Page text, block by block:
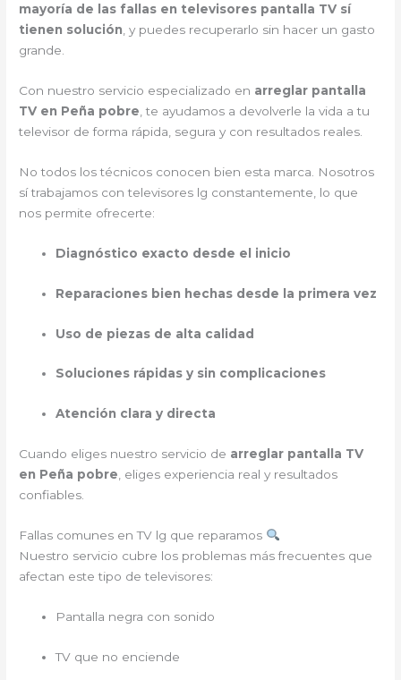
mayoría de las fallas en televisores pantalla TV sí
tienen solución , y puedes recuperarlo sin hacer un gasto
grande.
Con nuestro servicio especializado en arreglar pantalla
TV en Peña pobre , te ayudamos a devolverle la vida a tu
televisor de forma rápida, segura y con resultados reales.
No todos los técnicos conocen bien esta marca. Nosotros
sí trabajamos con televisores lg constantemente, lo que
nos permite ofrecerte:
Diagnóstico exacto desde el inicio
Reparaciones bien hechas desde la primera vez
Uso de piezas de alta calidad
Soluciones rápidas y sin complicaciones
Atención clara y directa
Cuando eliges nuestro servicio de arreglar pantalla TV
en Peña pobre , eliges experiencia real y resultados
confiables.
Fallas comunes en TV lg que reparamos
Nuestro servicio cubre los problemas más frecuentes que
afectan este tipo de televisores:
Pantalla negra con sonido
TV que no enciende